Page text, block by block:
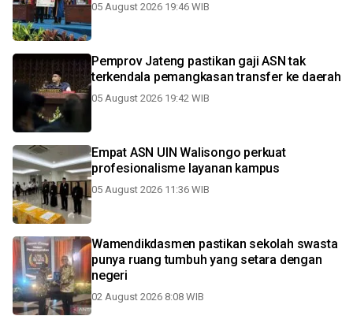
05 August 2026 19:46 WIB
Pemprov Jateng pastikan gaji ASN tak
terkendala pemangkasan transfer ke daerah
05 August 2026 19:42 WIB
Empat ASN UIN Walisongo perkuat
profesionalisme layanan kampus
05 August 2026 11:36 WIB
Wamendikdasmen pastikan sekolah swasta
punya ruang tumbuh yang setara dengan
negeri
02 August 2026 8:08 WIB